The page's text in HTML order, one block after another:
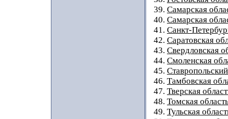
39. Самарская
40. Самарская
41. Санкт-
42. Саратовская
43. Свердловская
44. Смоленская
45.
46. Тамбовская
47. Тверская
48. Томская
49. Тульская